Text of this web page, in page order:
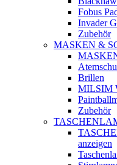
Fobus
Invader
Zubehör
MASKEN &
Brillen
MILSIM
Zubehör
anzeigen